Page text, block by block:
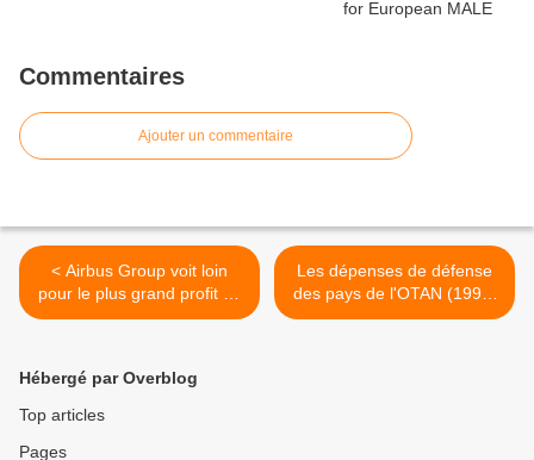
Commentaires
Ajouter un commentaire
< Airbus Group voit loin
pour le plus grand profit de
ses actionnaires
Les dépenses de défense
des pays de l'OTAN (1990-
2011) >
Hébergé par Overblog
Top articles
Pages